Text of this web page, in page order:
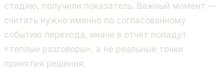
стадию, получили показатель. Важный момент —
считать нужно именно по согласованному
событию перехода, иначе в отчет попадут
«теплые разговоры», а не реальные точки
принятия решения.